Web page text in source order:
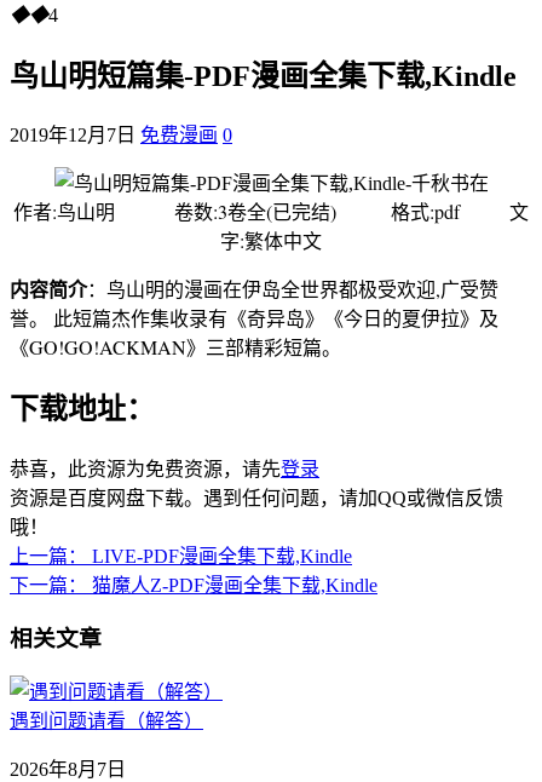
◆◆4
鸟山明短篇集-PDF漫画全集下载,Kindle
2019年12月7日 免费漫画 0
作者:鸟山明 卷数:3卷全(已完结) 格式:pdf 文
字:繁体中文
内容简介：鸟山明的漫画在伊岛全世界都极受欢迎,广受赞
誉。 此短篇杰作集收录有《奇异岛》《今日的夏伊拉》及
《GO!GO!ACKMAN》三部精彩短篇。
下载地址：
恭喜，此资源为免费资源，请先登录
资源是百度网盘下载。遇到任何问题，请加QQ或微信反馈
哦！
上一篇：
LIVE-PDF漫画全集下载,Kindle
下一篇：
猫魔人Z-PDF漫画全集下载,Kindle
相关文章
遇到问题请看（解答）
2026年8月7日